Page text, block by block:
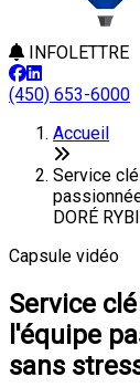
INFOLETTRE
(450) 653-6000
Accueil
Service
DORÉ
Capsule vidéo
Service
l'équipe
sans